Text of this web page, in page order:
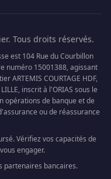
Tous droits réservés.
est 104 Rue du Courbillon
numéro 15001388, agissant
ARTEMIS COURTAGE HDF,
inscrit à l'ORIAS sous le
opérations de banque et de
ou de réassurance
Vérifiez vos capacités de
engager.
partenaires bancaires.